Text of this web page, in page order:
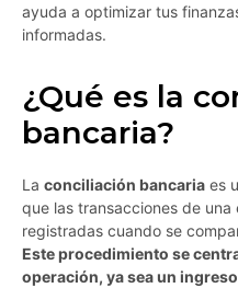
ayuda a optimizar tus
informadas.
¿Qué es la
bancaria?
La conciliación bancaria es
que las transacciones de
registradas cuando se
Este procedimiento se
operación, ya sea un